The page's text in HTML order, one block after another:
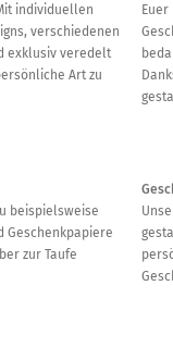
individuellen
verschiedenen
exklusiv veredelt
Art zu
beispielsweise
Geschenkpapiere
zur Taufe